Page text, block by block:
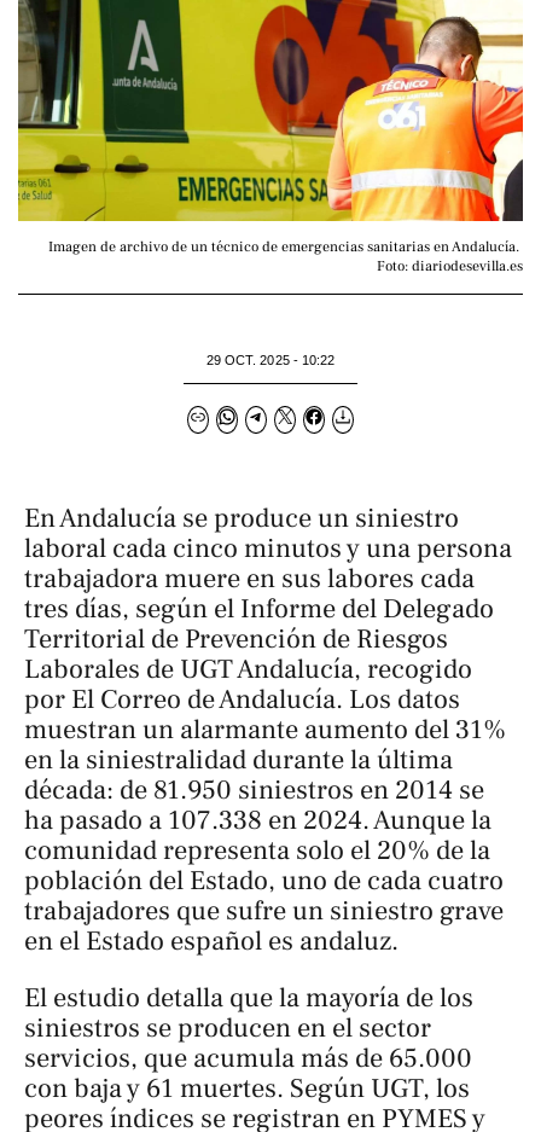
Imagen de archivo de un técnico de emergencias sanitarias en Andalucía.
Foto: diariodesevilla.es
29 OCT. 2025 - 10:22
En Andalucía se produce un siniestro
laboral cada cinco minutos y una persona
trabajadora muere en sus labores cada
tres días, según el Informe del Delegado
Territorial de Prevención de Riesgos
Laborales de UGT Andalucía, recogido
por El Correo de Andalucía. Los datos
muestran un alarmante aumento del 31%
en la siniestralidad durante la última
década: de 81.950 siniestros en 2014 se
ha pasado a 107.338 en 2024. Aunque la
comunidad representa solo el 20% de la
población del Estado, uno de cada cuatro
trabajadores que sufre un siniestro grave
en el Estado español es andaluz.
El estudio detalla que la mayoría de los
siniestros se producen en el sector
servicios, que acumula más de 65.000
con baja y 61 muertes. Según UGT, los
peores índices se registran en PYMES y